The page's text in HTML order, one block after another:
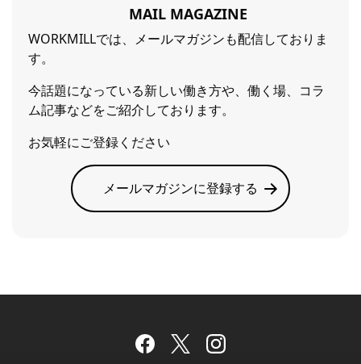
MAIL MAGAZINE
WORKMILLでは、メールマガジンも配信しておりま
す。
今話題になっている新しい働き方や、働く場、コラ
ム記事などをご紹介しております。
お気軽にご登録ください
メールマガジンに登録する
Facebook
TwitterInstagram